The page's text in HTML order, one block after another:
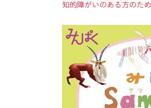
知的障がいのある方のた